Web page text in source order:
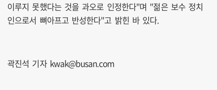
이루지 못했다는 것을 과오로 인정한다"며 "젊은 보수 정치
인으로서 뼈아프고 반성한다"고 밝힌 바 있다.
곽진석 기자 kwak@busan.com